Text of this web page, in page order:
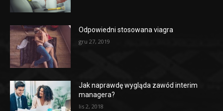
Odpowiedni stosowana viagra
gru 27, 2019
Jak naprawdę wygląda zawód interim
managera?
lis 2, 2018